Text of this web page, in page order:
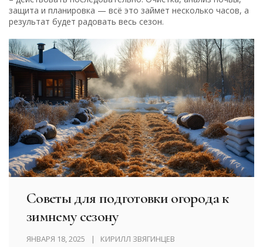
защита и планировка — всё это займет несколько часов, а
результат будет радовать весь сезон.
Советы для подготовки огорода к
зимнему сезону
ЯНВАРЯ 18, 2025 КИРИЛЛ ЗВЯГИНЦЕВ